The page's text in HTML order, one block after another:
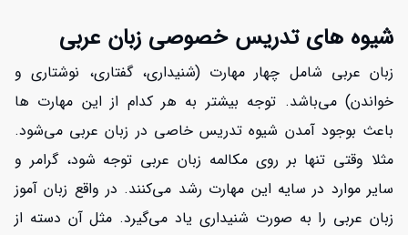
شیوه های تدریس خصوصی زبان عربی
زبان عربی شامل چهار مهارت (شنیداری، گفتاری، نوشتاری و
خواندن) می‌باشد. توجه بیشتر به هر کدام از این مهارت ها
باعث بوجود آمدن شیوه تدریس خاصی در زبان عربی می‌شود.
مثلا وقتی تنها بر روی مکالمه زبان عربی توجه شود، گرامر و
سایر موارد در سایه این مهارت رشد می‌کنند. در واقع زبان آموز
زبان عربی را به صورت شنیداری یاد می‌گیرد. مثل آن دسته از